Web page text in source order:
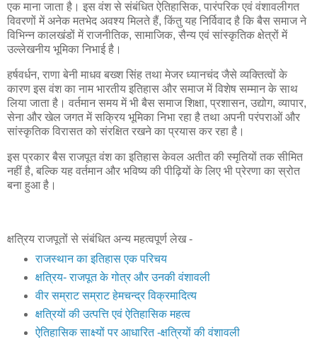
एक माना जाता है। इस वंश से संबंधित ऐतिहासिक, पारंपरिक एवं वंशावलीगत
विवरणों में अनेक मतभेद अवश्य मिलते हैं, किंतु यह निर्विवाद है कि बैस समाज ने
विभिन्न कालखंडों में राजनीतिक, सामाजिक, सैन्य एवं सांस्कृतिक क्षेत्रों में
उल्लेखनीय भूमिका निभाई है।
हर्षवर्धन, राणा बेनी माधव बख्श सिंह तथा मेजर ध्यानचंद जैसे व्यक्तित्वों के
कारण इस वंश का नाम भारतीय इतिहास और समाज में विशेष सम्मान के साथ
लिया जाता है। वर्तमान समय में भी बैस समाज शिक्षा, प्रशासन, उद्योग, व्यापार,
सेना और खेल जगत में सक्रिय भूमिका निभा रहा है तथा अपनी परंपराओं और
सांस्कृतिक विरासत को संरक्षित रखने का प्रयास कर रहा है।
इस प्रकार बैस राजपूत वंश का इतिहास केवल अतीत की स्मृतियों तक सीमित
नहीं है, बल्कि यह वर्तमान और भविष्य की पीढ़ियों के लिए भी प्रेरणा का स्रोत
बना हुआ है।
क्षत्रिय राजपूतों से संबंधित अन्य महत्वपूर्ण लेख -
राजस्थान का इतिहास एक परिचय
क्षत्रिय- राजपूत के गोत्र और उनकी वंशावली
वीर सम्राट सम्राट हेमचन्द्र विक्रमादित्य
क्षत्रियों की उत्पत्ति एवं ऐतिहासिक महत्व
ऐतिहासिक साक्ष्यों पर आधारित -क्षत्रियों की वंशावली